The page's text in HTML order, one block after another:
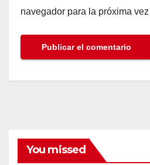
navegador para la próxima
You missed